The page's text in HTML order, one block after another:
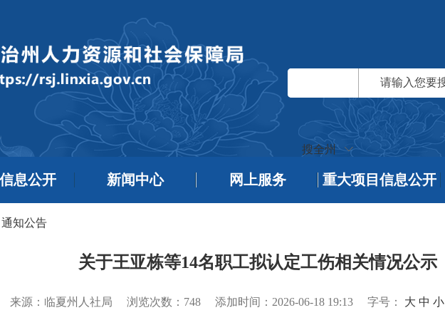
搜全州
息公开 新闻中心 网上服务 重大项目信息公开
通知公告
关于王亚栋等14名职工拟认定工伤相关情况公示
来源：临夏州人社局 浏览次数： 748 添加时间：2026-06-18 19:13 字号： 大 中 小